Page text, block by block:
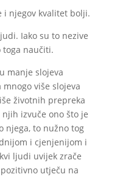
i njegov kvalitet bolji.
Iako su to nezive
naučiti.
manje slojeva
više slojeva
životnih prepreka
izvuče ono što je
njega, to nužno tog
i cjenjenijom i
ljudi uvijek zrače
utječu na